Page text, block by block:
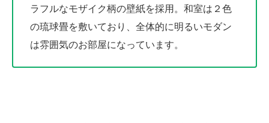
ラフルなモザイク柄の壁紙を採用。和室は２色
の琉球畳を敷いており、全体的に明るいモダン
は雰囲気のお部屋になっています。